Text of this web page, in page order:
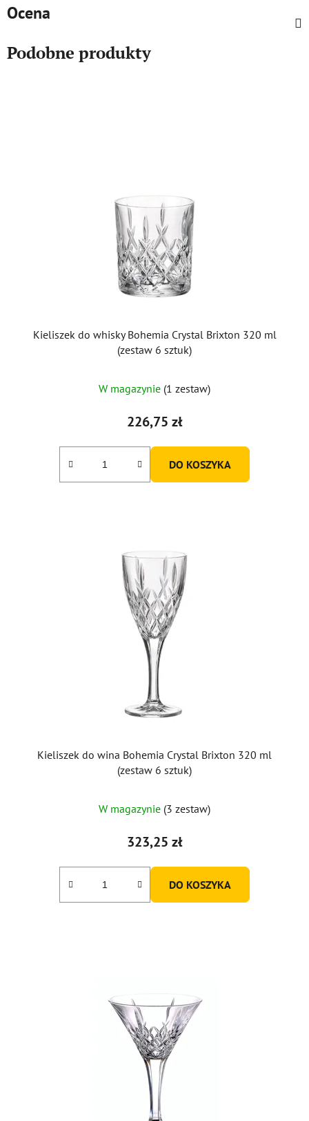
Ocena
Podobne produkty
Kieliszek do whisky Bohemia Crystal Brixton 320 ml
(zestaw 6 sztuk)
W magazynie (1 zestaw)
226,75 zł
DO KOSZYKA
Kieliszek do wina Bohemia Crystal Brixton 320 ml
(zestaw 6 sztuk)
W magazynie (3 zestaw)
323,25 zł
DO KOSZYKA